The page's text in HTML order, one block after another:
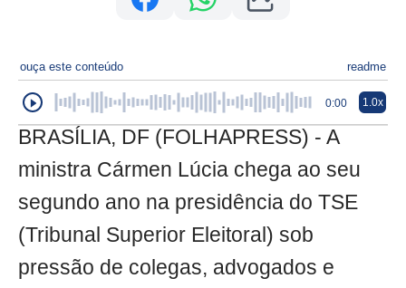
ouça este conteúdo readme
0:00 1.0x
BRASÍLIA, DF (FOLHAPRESS) - A
ministra Cármen Lúcia chega ao seu
segundo ano na presidência do TSE
(Tribunal Superior Eleitoral) sob
pressão de colegas, advogados e